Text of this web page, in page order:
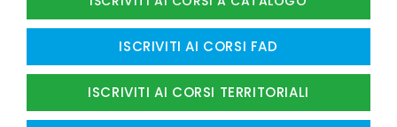
ISCRIVITI AI CORSI FAD
ISCRIVITI AI CORSI TERRITORIALI